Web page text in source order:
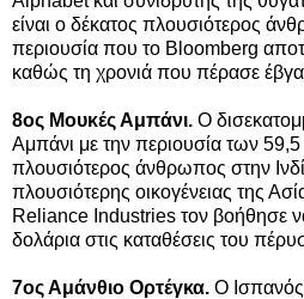
είναι ο δέκατος πλουσιότερος
περιουσία που το Bloomberg
καθώς τη χρονιά που πέρασε
8ος Μουκές Αμπάνι. Ο
Αμπάνι με την περιουσία των 59,5
πλουσιότερος άνθρωπος στην
πλουσιότερης οικογένειας της
Reliance Industries τον βοήθησε
δολάρια στις καταθέσεις του
7ος Αμάνθιο Ορτέγκα. Ο Ισπανός